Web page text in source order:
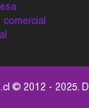
© 2012 - 2025.